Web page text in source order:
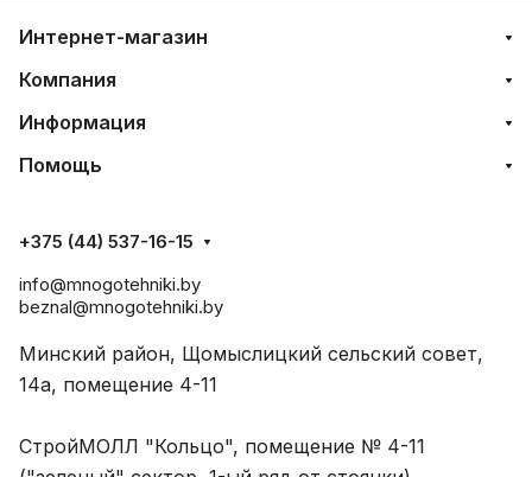
Интернет-магазин
Компания
Информация
Помощь
+375 (44) 537-16-15
info@mnogotehniki.by
beznal@mnogotehniki.by
Минский район, Щомыслицкий сельский совет,
14а, помещение 4-11
СтройМОЛЛ "Кольцо", помещение № 4-11